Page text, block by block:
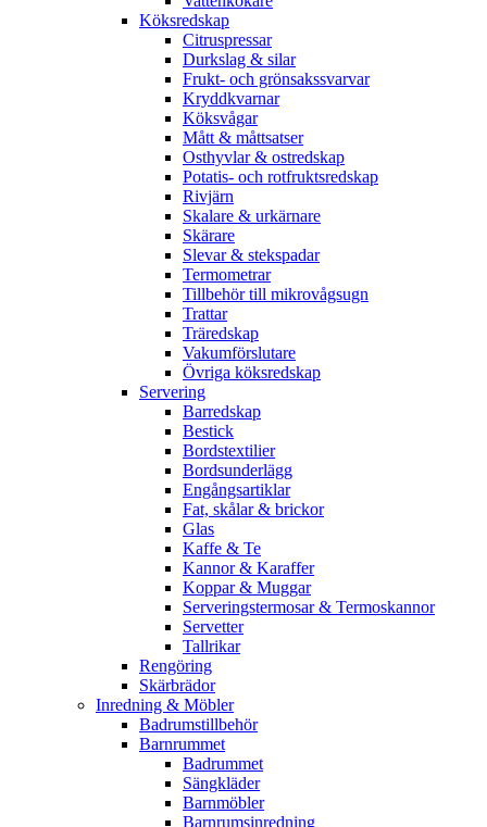
Köksredskap
Citruspressar
Durkslag & silar
Frukt- och grönsakssvarvar
Kryddkvarnar
Köksvågar
Mått & måttsatser
Osthyvlar & ostredskap
Potatis- och rotfruktsredskap
Rivjärn
Skalare & urkärnare
Skärare
Slevar & stekspadar
Termometrar
Tillbehör till mikrovågsugn
Trattar
Träredskap
Vakumförslutare
Övriga köksredskap
Servering
Barredskap
Bestick
Bordstextilier
Bordsunderlägg
Engångsartiklar
Fat, skålar & brickor
Glas
Kaffe & Te
Kannor & Karaffer
Koppar & Muggar
Serveringstermosar & Termoskannor
Servetter
Tallrikar
Rengöring
Skärbrädor
Inredning & Möbler
Badrumstillbehör
Barnrummet
Badrummet
Sängkläder
Barnmöbler
Barnrumsinredning